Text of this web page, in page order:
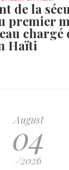
de la
premier
chargé
Haïti
August
04
/2026